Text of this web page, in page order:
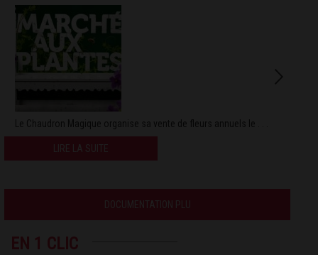
Le Chaudron Magique organise sa vente de fleurs annuels le . . .
LIRE LA SUITE
DOCUMENTATION PLU
EN 1 CLIC